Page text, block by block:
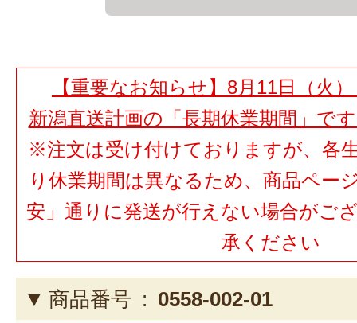
【重要なお知らせ】8月11日（火
新潟直送計画の「長期休業期間」で
※注文は受け付けておりますが、各
り休業期間は異なるため、商品ペー
安」通りに発送が行えない場合がご
承ください
商品番号 : 0558-002-01